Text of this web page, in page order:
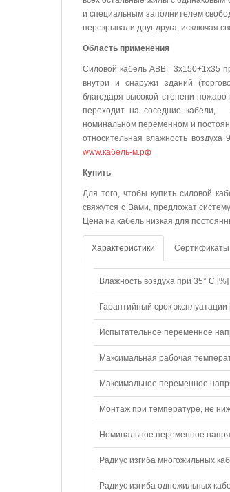
и специальным заполнителем
перекрывали друг друга, исключая
Область применения
Силовой кабель АВВГ 3х150+1х35
внутри и снаружи зданий
благодаря высокой степени
переходит на соседние кабели,
номинальном переменном и
относительная влажность
www.кабель-м.рф
Для того, чтобы купить силовой
свяжутся с Вами, предложат
Цена на кабель низкая для
Характеристики Сертификаты
Влажность воздуха при 35° C [%]
Гарантийный срок эксплуатации
Испытательное переменное
Максимальная рабочая
Максимальное переменное
Монтаж при температуре, не
Номинальное переменное
Радиус изгиба многожильных
Радиус изгиба одножильных